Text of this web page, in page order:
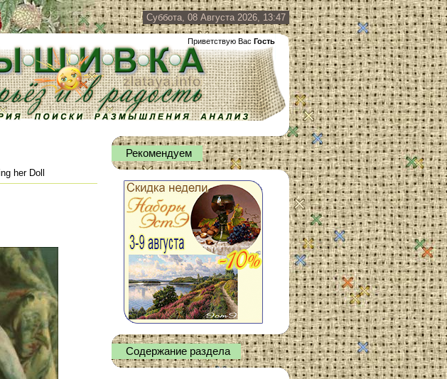
Суббота, 08 Августа 2026, 13:47
Приветствую Вас Гость
her Doll
Рекомендуем
Содержание раздела